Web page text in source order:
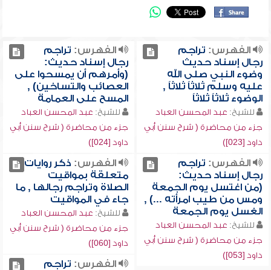
الفهرس: تراجم
رجال إسناد حديث
وضوء النبي صلى الله
عليه وسلم ثلاثاً ثلاثاً ,
الوضوء ثلاثاً ثلاثاً
للشيخ: عبد المحسن العباد
جزء من محاضرة ( شرح سنن أبي
داود [023])
الفهرس: تراجم
رجال إسناد حديث:
(وأمرهم أن يمسحوا على
العصائب والتساخين) ,
المسح على العمامة
للشيخ: عبد المحسن العباد
جزء من محاضرة ( شرح سنن أبي
داود [024])
الفهرس: تراجم
رجال إسناد حديث:
(من اغتسل يوم الجمعة
ومس من طيب امرأته ...) ,
الغسل يوم الجمعة
للشيخ: عبد المحسن العباد
جزء من محاضرة ( شرح سنن أبي
داود [053])
الفهرس: ذكر روايات
متعلقة بمواقيت
الصلاة وتراجم رجالها , ما
جاء في المواقيت
للشيخ: عبد المحسن العباد
جزء من محاضرة ( شرح سنن أبي
داود [060])
الفهرس: تراجم